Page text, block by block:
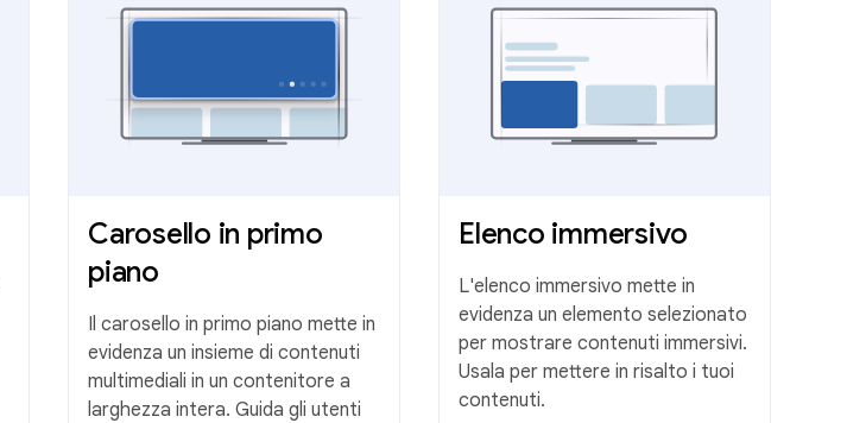
Carosello in primo
piano
Il carosello in primo piano mette in
evidenza un insieme di contenuti
multimediali in un contenitore a
larghezza intera. Guida gli utenti
Elenco immersivo
L'elenco immersivo mette in
evidenza un elemento selezionato
per mostrare contenuti immersivi.
Usala per mettere in risalto i tuoi
contenuti.